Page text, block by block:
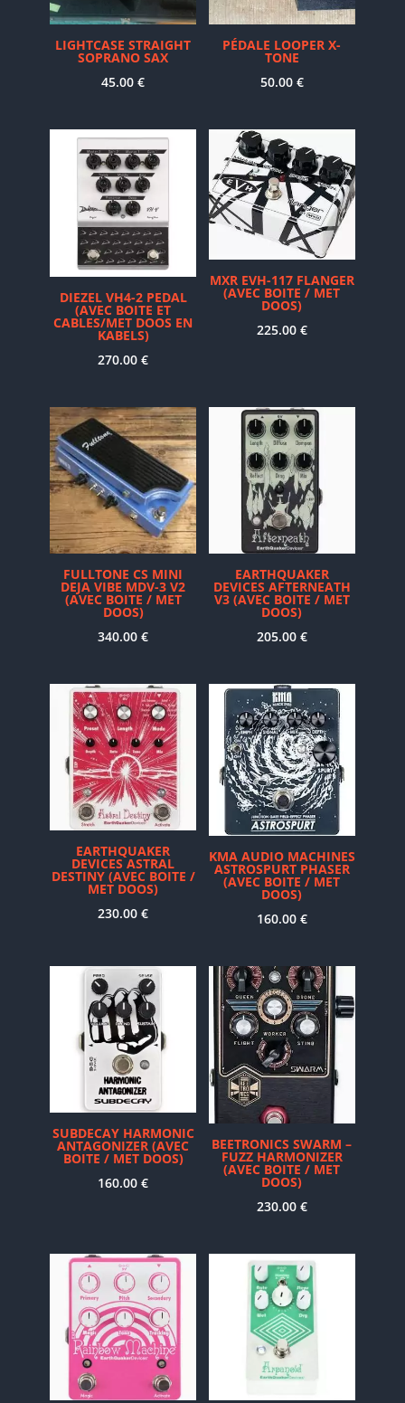
LIGHTCASE STRAIGHT
SOPRANO SAX
45.00 €
PÉDALE LOOPER X-
TONE
50.00 €
DIEZEL VH4-2 PEDAL
(AVEC BOITE ET
CABLES/MET DOOS EN
KABELS)
270.00 €
MXR EVH-117 FLANGER
(AVEC BOITE / MET
DOOS)
225.00 €
FULLTONE CS MINI
DEJA VIBE MDV-3 V2
(AVEC BOITE / MET
DOOS)
340.00 €
EARTHQUAKER
DEVICES AFTERNEATH
V3 (AVEC BOITE / MET
DOOS)
205.00 €
EARTHQUAKER
DEVICES ASTRAL
DESTINY (AVEC BOITE /
MET DOOS)
230.00 €
KMA AUDIO MACHINES
ASTROSPURT PHASER
(AVEC BOITE / MET
DOOS)
160.00 €
SUBDECAY HARMONIC
ANTAGONIZER (AVEC
BOITE / MET DOOS)
160.00 €
BEETRONICS SWARM –
FUZZ HARMONIZER
(AVEC BOITE / MET
DOOS)
230.00 €